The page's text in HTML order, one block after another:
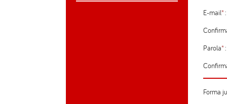
E-mail*:
Parola*:
Forma